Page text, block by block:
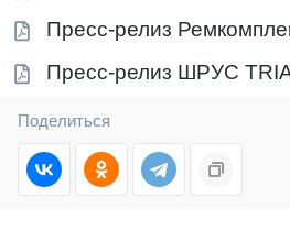
Пресс-релиз
Пресс-релиз ШРУС
Поделиться